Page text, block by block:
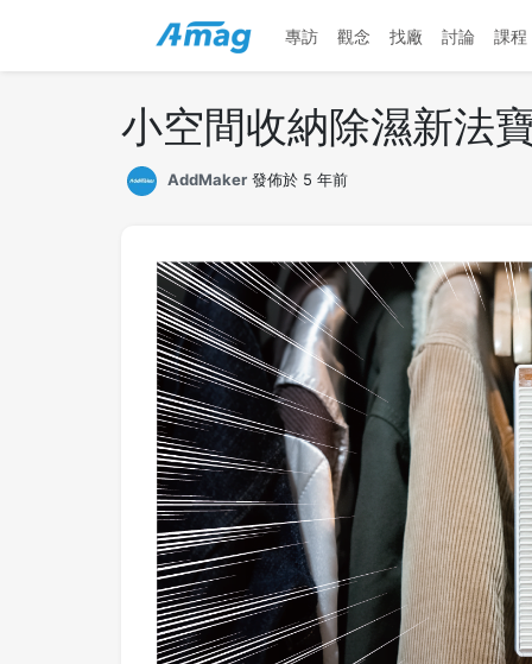
專訪 觀念 找廠 討論 課程
小空間收納除濕新法
AddMaker 發佈於 5 年前